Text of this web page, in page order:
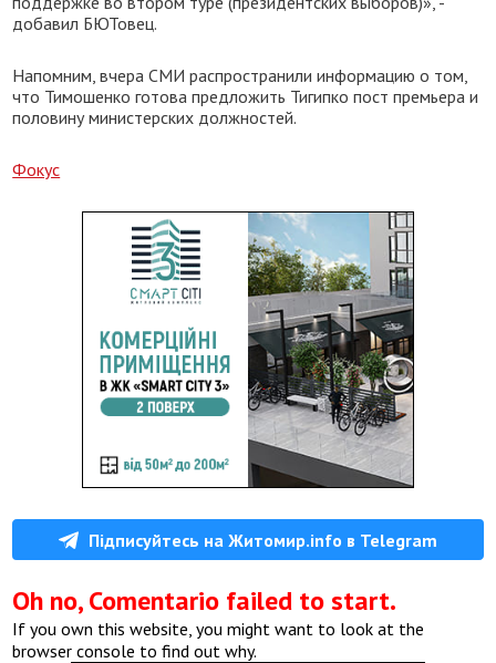
добавил БЮТовец.
Напомним, вчера СМИ распространили информацию о том,
что Тимошенко готова предложить Тигипко пост премьера и
половину министерских должностей.
Фокус
Підписуйтесь на Житомир.info в Telegram
Oh no, Comentario failed to start.
If you own this website, you might want to look at the
browser console to find out why.